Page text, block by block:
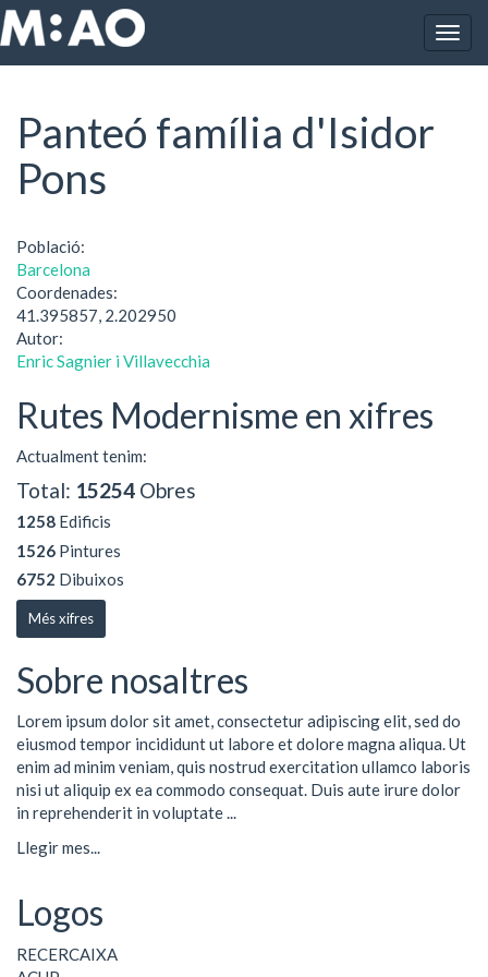
Vés al contingut
Inici Panteó família d'Isidor Pons
Panteó família d'Isidor
Pons
Població:
Barcelona
Coordenades:
41.395857, 2.202950
Autor:
Enric Sagnier i Villavecchia
Rutes Modernisme en xifres
Actualment tenim:
Total: 15254 Obres
1258 Edificis
1526 Pintures
6752 Dibuixos
Més xifres
Sobre nosaltres
Lorem ipsum dolor sit amet, consectetur adipiscing elit, sed do
eiusmod tempor incididunt ut labore et dolore magna aliqua. Ut
enim ad minim veniam, quis nostrud exercitation ullamco laboris
nisi ut aliquip ex ea commodo consequat. Duis aute irure dolor
in reprehenderit in voluptate ...
Llegir mes...
Logos
RECERCAIXA